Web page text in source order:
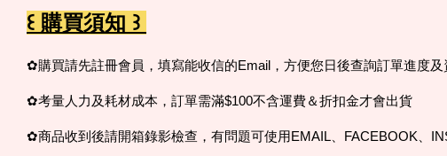
꒰ 購買須知 ꒱
✿購買請先註冊會員，填寫能收信的Email，方便您日後查詢訂單進度及
✿考量人力及耗材成本，訂單需滿$100不含運費＆折扣金才會出貨
✿商品收到後請開箱錄影檢查，有問題可使用EMAIL、FACEBOOK、